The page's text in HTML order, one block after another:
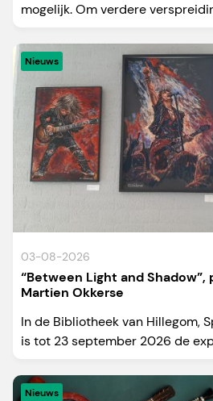
mogelijk. Om verdere
Nieuws
03-08-2026
“Between Light and
Martien Okkerse
In de Bibliotheek van Hillegom,
is tot 23 september 2026 de
Nieuws